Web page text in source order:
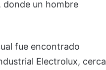
donde un hombre
fue encontrado
Electrolux, cerca